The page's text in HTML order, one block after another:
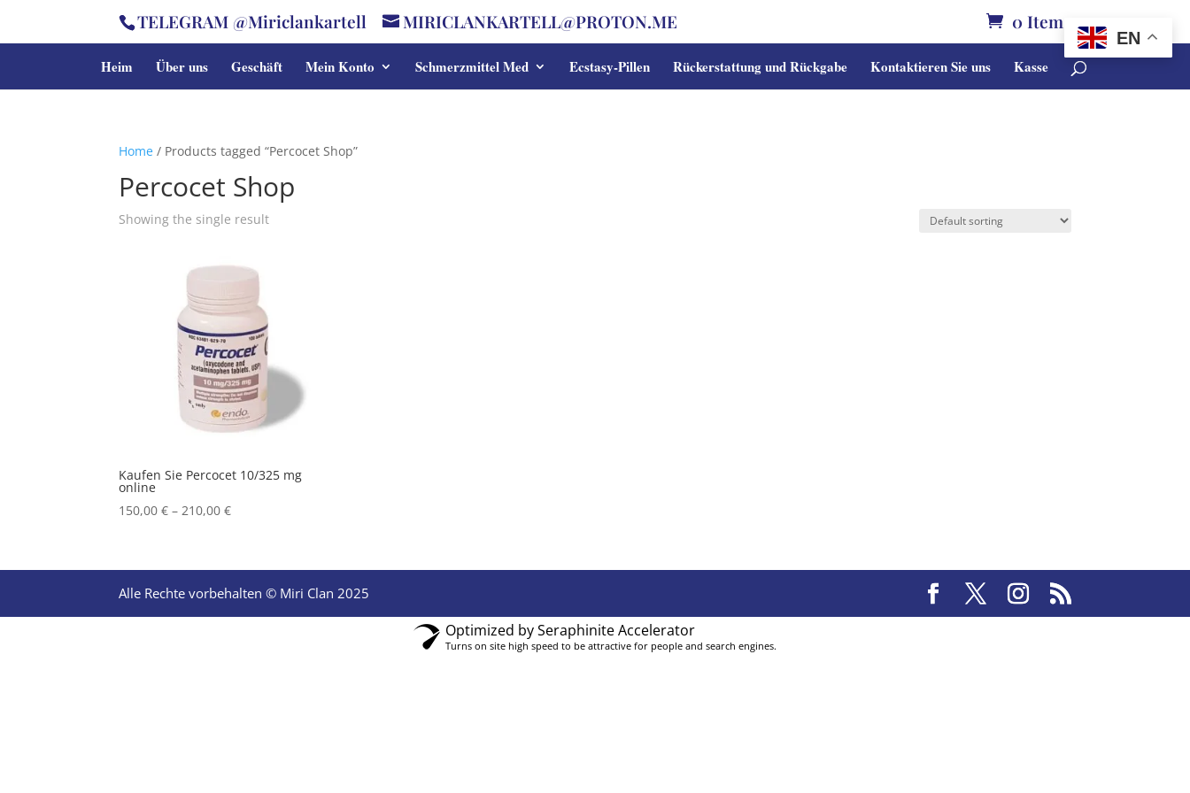
TELEGRAM @Miriclankartell MIRICLANKARTELL@PROTON.ME 0 Items
Heim Über uns Geschäft Mein Konto Schmerzmittel Med Ecstasy-Pillen Rückerstattung und Rückgabe Kontaktieren Sie uns Kasse
Home / Products tagged “Percocet Shop”
Percocet Shop
Showing the single result
Kaufen Sie Percocet 10/325 mg
online
150,00€ – 210,00€Price
through
210,00 €
Alle Rechte vorbehalten © Miri Clan 2025
EN
Optimized by Seraphinite Accelerator
Turns on site high speed to be attractive for people and search engines.